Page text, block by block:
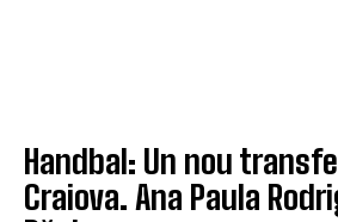
Handbal: Un nou
Craiova. Ana Paula